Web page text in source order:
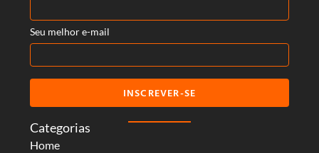
Categorias
Home
Seu melhor e-mail
INSCREVER-SE